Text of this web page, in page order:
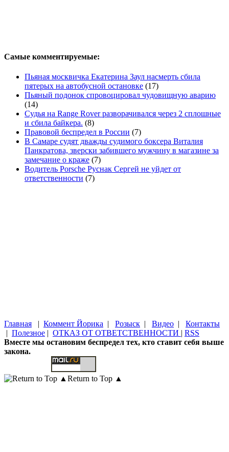
Самые комментируемые:
Пьяная москвичка Екатерина Заул насмерть сбила
пятерых на автобусной остановке (17)
Пьяный подонок спровоцировал чудовищную аварию
(14)
Судья на Range Rover разворачивался через 2 сплошные
и сбила байкера. (8)
Правовой беспредел в России (7)
В Самаре судят дважды судимого боксера Виталия
Панкратова, зверски забившего мужчину в магазине за
замечание о краже (7)
Водитель Porsche Руснак Сергей не уйдет от
ответственности (7)
Главная | Коммент Йорика | Розыск | Видео | Контакты
| Полезное | ОТКАЗ ОТ ОТВЕТСТВЕННОСТИ | RSS
Вместе мы остановим беспредел тех, кто ставит себя выше
закона.
Return to Top ▲